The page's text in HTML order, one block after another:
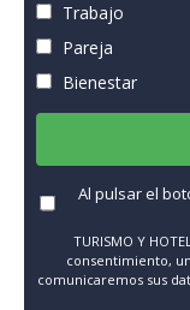
Trabajo
Pareja
Bienestar
Al pulsar el
TURISMO Y
consentimiento,
comunicaremos sus